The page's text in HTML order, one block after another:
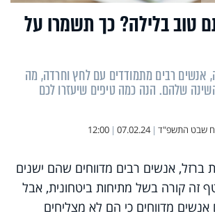
טוב בלילה? כך תשמרו על
רבים מתמודדים עם לחץ וחרדה, מה
שלהם. הנה כמה טיפים שיעזרו לכם
שבט התשפ"ד |
07.02.24
|
12:00
אנשים רבים מדווחים שהם ישנים
זה קורה בשל מתיחות ביטחונית, אבל
אנשים מדווחים כי הם לא מצליחים